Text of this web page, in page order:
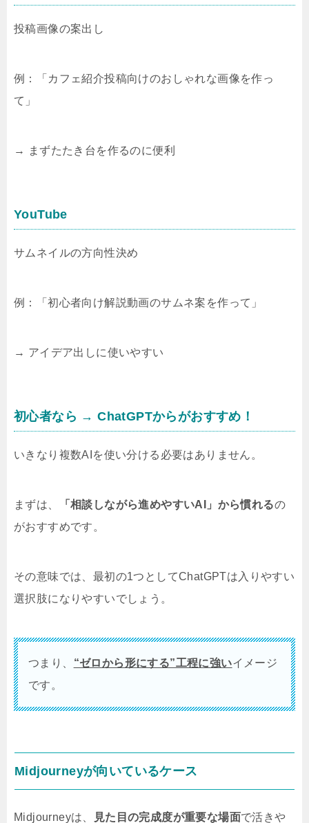
投稿画像の案出し
例：「カフェ紹介投稿向けのおしゃれな画像を作っ
て」
→ まずたたき台を作るのに便利
YouTube
サムネイルの方向性決め
例：「初心者向け解説動画のサムネ案を作って」
→ アイデア出しに使いやすい
初心者なら → ChatGPTからがおすすめ！
いきなり複数AIを使い分ける必要はありません。
まずは、 「相談しながら進めやすいAI」から慣れるの
がおすすめです。
その意味では、最初の1つとしてChatGPTは入りやすい
選択肢になりやすいでしょう。
つまり、 “ゼロから形にする”工程に強いイメージ
です。
Midjourneyが向いているケース
Midjourneyは、 見た目の完成度が重要な場面で活きや